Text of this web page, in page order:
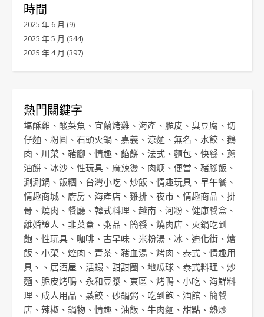
時間
2025 年 6 月 (9)
2025 年 5 月 (544)
2025 年 4 月 (397)
熱門關鍵字
塩酥雞 、 酸菜魚 、 宜蘭烤雞 、 海產 、 脆皮 、 臭豆腐 、 切
仔麵 、 粉圓 、 石頭火鍋 、 嘉義 、 涼麵 、 無名 、 水餃 、 鵝
肉 、 川菜 、 豬腳 、 情趣 、 餡餅 、 法式 、 麵包 、 快餐 、 蔥
油餅 、 冰沙 、 性玩具 、 麻辣燙 、 肉焿 、 便當 、 豬腳飯 、
涮涮鍋 、 飯糰 、 台灣小吃 、 炒飯 、 情趣玩具 、 早午餐 、
情趣商城 、 廚房 、 海產店 、 雞排 、 夜市 、 情趣商品 、 排
骨 、 燒肉 、 餐廳 、 韓式料理 、 越南 、 河粉 、 健康餐盒 、
離婚證人 、 韭菜盒 、 粥品 、 簡餐 、 燒肉店 、 火鍋吃到
飽 、 性玩具 、 咖啡 、 古早味 、 米粉湯 、 冰 、 迪化街 、 燴
飯 、 小菜 、 焢肉 、 青茶 、 豬血湯 、 烤肉 、 泰式 、 情趣用
具 、、 居酒屋 、 活蝦 、 甜甜圈 、 地瓜球 、 泰式料理 、 炒
麵 、 脆皮烤鴨 、 永和豆漿 、 東區 、 烤鴨 、 小吃 、 海鮮料
理 、 成人用品 、 蒸餃 、 砂鍋粥 、 吃到飽 、 酒館 、 簡餐
店 、 辣椒 、 鍋物 、 情趣 、 油飯 、 牛肉麵 、 甜點 、 熱炒